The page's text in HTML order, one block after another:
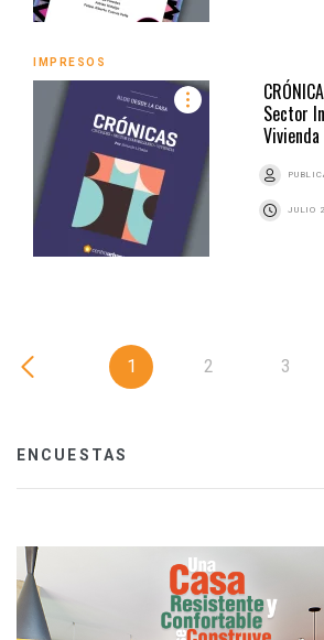
IMPRESOS
Sector
Vivienda
JULIO
1 2 3
ENCUESTAS